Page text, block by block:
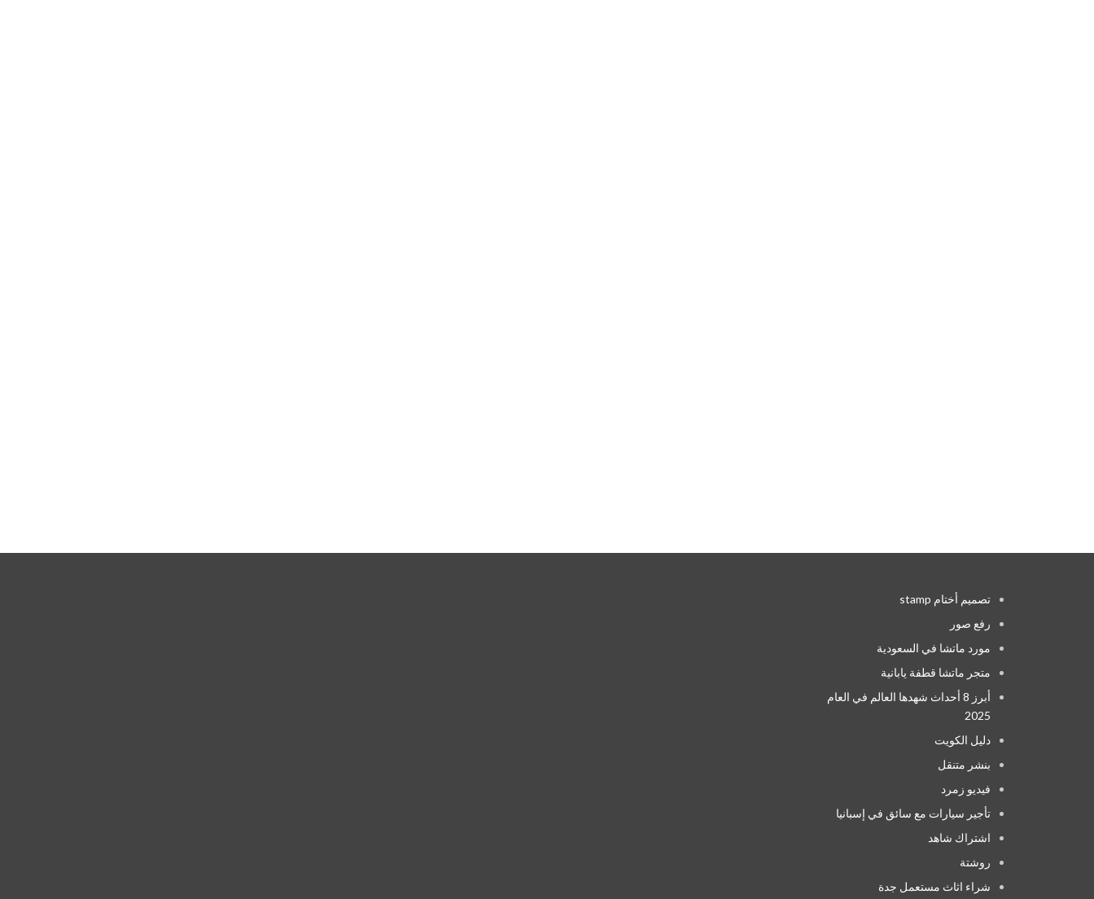
تصميم أختام stamp
رفع صور
مورد ماتشا في السعودية
متجر ماتشا قطفة يابانية
أبرز 8 أحداث شهدها العالم في العام
2025
دليل الكويت
بنشر متنقل
فيديو زمرد
تأجير سيارات مع سائق في إسبانيا
اشتراك شاهد
روشتة
شراء اثاث مستعمل جدة